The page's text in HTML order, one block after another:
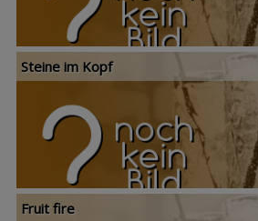
Steine im Kopf
Fruit fire